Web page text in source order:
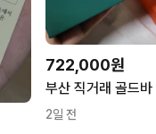
722,000원
부산 직거래 골드
2일 전